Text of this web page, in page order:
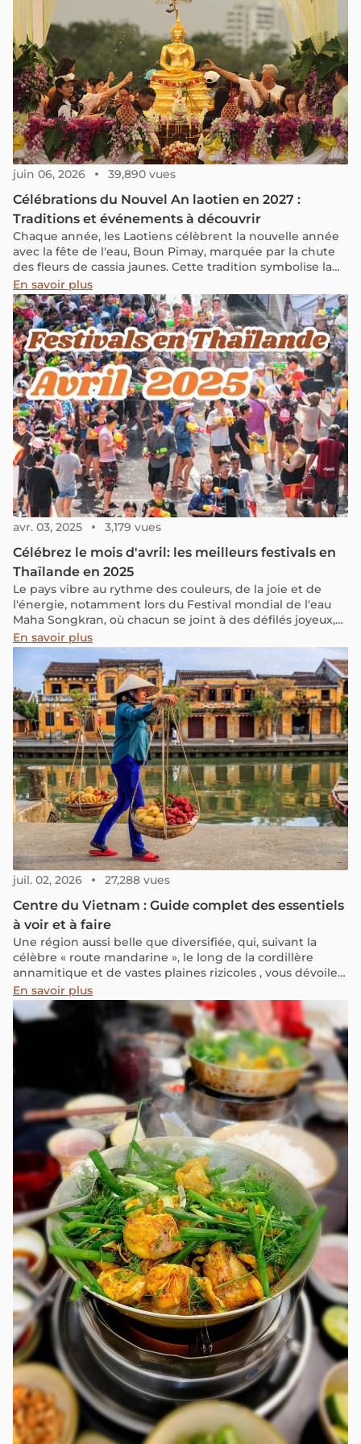
juin 06, 2026 39,890 vues
Célébrations du Nouvel An laotien en 2027 :
Traditions et événements à découvrir
Chaque année, les Laotiens célèbrent la nouvelle année
avec la fête de l'eau, Boun Pimay, marquée par la chute
des fleurs de cassia jaunes. Cette tradition symbolise la
vie qui grandit. Découvrez cette fête, son origine, les
traditions uniques du Nouvel An laotien, et dites : "Sok Di
Pi Mai" (Bonne année)
En savoir plus
avr. 03, 2025 3,179 vues
Célébrez le mois d'avril: les meilleurs festivals en
Thaïlande en 2025
Le pays vibre au rythme des couleurs, de la joie et de
l'énergie, notamment lors du Festival mondial de l'eau
Maha Songkran, où chacun se joint à des défilés joyeux,
des spectacles culturels et des batailles d'eau épiques.
De plus, de nombreux autres événements exceptionnels,
des traditions locales aux expériences modernes et
originales, n'attendent que vous !
En savoir plus
juil. 02, 2026 27,288 vues
Centre du Vietnam : Guide complet des essentiels
à voir et à faire
Une région aussi belle que diversifiée, qui, suivant la
célèbre « route mandarine », le long de la cordillère
annamitique et de vastes plaines rizicoles , vous dévoilera
un patrimoine historique, culturel et naturel fascinant.
En savoir plus